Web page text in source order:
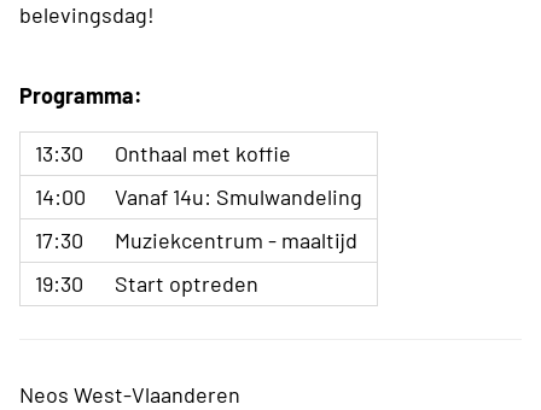
belevingsdag!
Programma:
13:30
Onthaal met koffie
14:00
Vanaf 14u: Smulwandeling
17:30
Muziekcentrum - maaltijd
19:30
Start optreden
Neos West-Vlaanderen